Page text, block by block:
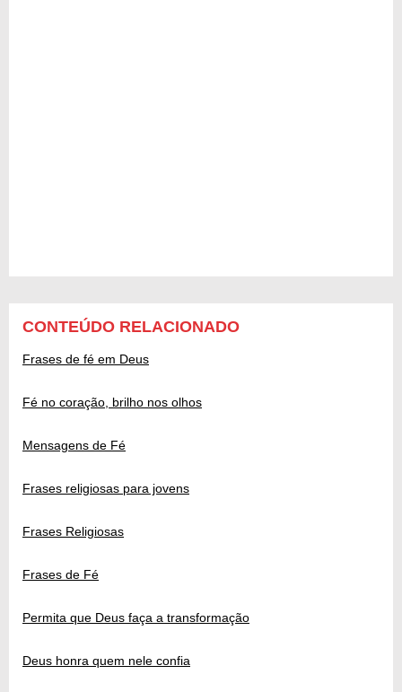
CONTEÚDO RELACIONADO
Frases de fé em Deus
Fé no coração, brilho nos olhos
Mensagens de Fé
Frases religiosas para jovens
Frases Religiosas
Frases de Fé
Permita que Deus faça a transformação
Deus honra quem nele confia